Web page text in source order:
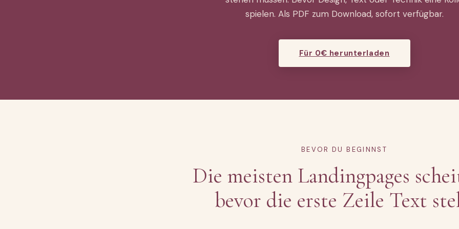
spielen. Als PDF zum Download, sofort verfügbar.
Für 0€ herunterladen
BEVOR DU BEGINNST
Die meisten Landingpages
bevor die erste Zeile Text